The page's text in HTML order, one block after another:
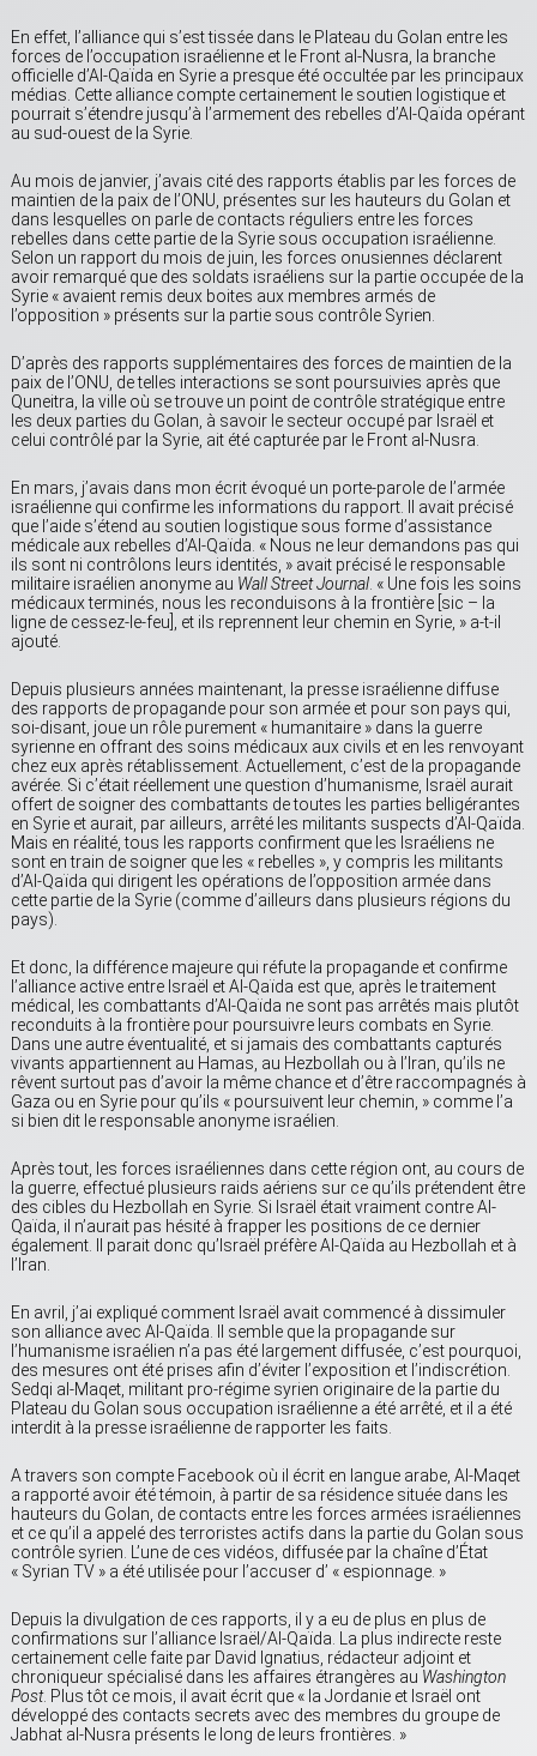
En effet, l’alliance qui s’est tissée dans le Plateau du Golan entre les
forces de l’occupation israélienne et le Front al-Nusra, la branche
officielle d’Al-Qaïda en Syrie a presque été occultée par les principaux
médias. Cette alliance compte certainement le soutien logistique et
pourrait s’étendre jusqu’à l’armement des rebelles d’Al-Qaïda opérant
au sud-ouest de la Syrie.
Au mois de janvier, j’avais cité des rapports établis par les forces de
maintien de la paix de l’ONU, présentes sur les hauteurs du Golan et
dans lesquelles on parle de contacts réguliers entre les forces
rebelles dans cette partie de la Syrie sous occupation israélienne.
Selon un rapport du mois de juin, les forces onusiennes déclarent
avoir remarqué que des soldats israéliens sur la partie occupée de la
Syrie « avaient remis deux boites aux membres armés de
l’opposition » présents sur la partie sous contrôle Syrien.
D’après des rapports supplémentaires des forces de maintien de la
paix de l’ONU, de telles interactions se sont poursuivies après que
Quneitra, la ville où se trouve un point de contrôle stratégique entre
les deux parties du Golan, à savoir le secteur occupé par Israël et
celui contrôlé par la Syrie, ait été capturée par le Front al-Nusra.
En mars, j’avais dans mon écrit évoqué un porte-parole de l’armée
israélienne qui confirme les informations du rapport. Il avait précisé
que l’aide s’étend au soutien logistique sous forme d’assistance
médicale aux rebelles d’Al-Qaïda. « Nous ne leur demandons pas qui
ils sont ni contrôlons leurs identités, » avait précisé le responsable
militaire israélien anonyme au Wall Street Journal . « Une fois les soins
médicaux terminés, nous les reconduisons à la frontière [sic – la
ligne de cessez-le-feu], et ils reprennent leur chemin en Syrie, » a-t-il
ajouté.
Depuis plusieurs années maintenant, la presse israélienne diffuse
des rapports de propagande pour son armée et pour son pays qui,
soi-disant, joue un rôle purement « humanitaire » dans la guerre
syrienne en offrant des soins médicaux aux civils et en les renvoyant
chez eux après rétablissement. Actuellement, c’est de la propagande
avérée. Si c’était réellement une question d’humanisme, Israël aurait
offert de soigner des combattants de toutes les parties belligérantes
en Syrie et aurait, par ailleurs, arrêté les militants suspects d’Al-Qaïda.
Mais en réalité, tous les rapports confirment que les Israéliens ne
sont en train de soigner que les « rebelles », y compris les militants
d’Al-Qaïda qui dirigent les opérations de l’opposition armée dans
cette partie de la Syrie (comme d’ailleurs dans plusieurs régions du
pays).
Et donc, la différence majeure qui réfute la propagande et confirme
l’alliance active entre Israël et Al-Qaïda est que, après le traitement
médical, les combattants d’Al-Qaïda ne sont pas arrêtés mais plutôt
reconduits à la frontière pour poursuivre leurs combats en Syrie.
Dans une autre éventualité, et si jamais des combattants capturés
vivants appartiennent au Hamas, au Hezbollah ou à l’Iran, qu’ils ne
rêvent surtout pas d’avoir la même chance et d’être raccompagnés à
Gaza ou en Syrie pour qu’ils « poursuivent leur chemin, » comme l’a
si bien dit le responsable anonyme israélien.
Après tout, les forces israéliennes dans cette région ont, au cours de
la guerre, effectué plusieurs raids aériens sur ce qu’ils prétendent être
des cibles du Hezbollah en Syrie. Si Israël était vraiment contre Al-
Qaïda, il n’aurait pas hésité à frapper les positions de ce dernier
également. Il parait donc qu’Israël préfère Al-Qaïda au Hezbollah et à
l’Iran.
En avril, j’ai expliqué comment Israël avait commencé à dissimuler
son alliance avec Al-Qaïda. Il semble que la propagande sur
l’humanisme israélien n’a pas été largement diffusée, c’est pourquoi,
des mesures ont été prises afin d’éviter l’exposition et l’indiscrétion.
Sedqi al-Maqet, militant pro-régime syrien originaire de la partie du
Plateau du Golan sous occupation israélienne a été arrêté, et il a été
interdit à la presse israélienne de rapporter les faits.
A travers son compte Facebook où il écrit en langue arabe, Al-Maqet
a rapporté avoir été témoin, à partir de sa résidence située dans les
hauteurs du Golan, de contacts entre les forces armées israéliennes
et ce qu’il a appelé des terroristes actifs dans la partie du Golan sous
contrôle syrien. L’une de ces vidéos, diffusée par la chaîne d’État
« Syrian TV » a été utilisée pour l’accuser d’ « espionnage. »
Depuis la divulgation de ces rapports, il y a eu de plus en plus de
confirmations sur l’alliance Israël/Al-Qaïda. La plus indirecte reste
certainement celle faite par David Ignatius, rédacteur adjoint et
chroniqueur spécialisé dans les affaires étrangères au Washington
Post. Plus tôt ce mois, il avait écrit que « la Jordanie et Israël ont
développé des contacts secrets avec des membres du groupe de
Jabhat al-Nusra présents le long de leurs frontières. »